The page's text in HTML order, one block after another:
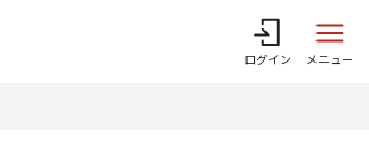
ログイン メニュー